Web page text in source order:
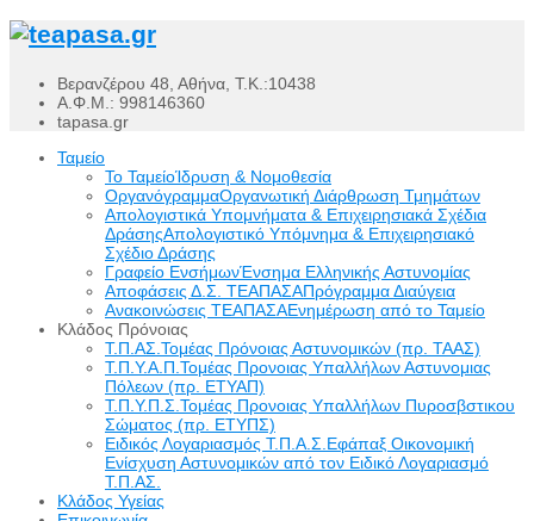
Βερανζέρου 48, Αθήνα, Τ.Κ.:10438
Α.Φ.Μ.: 998146360
tapasa.gr
Ταμείο
Το ΤαμείοΊδρυση & Νομοθεσία
ΟργανόγραμμαΟργανωτική Διάρθρωση Τμημάτων
Απολογιστικά Υπομνήματα & Επιχειρησιακά Σχέδια
ΔράσηςΑπολογιστικό Υπόμνημα & Επιχειρησιακό
Σχέδιο Δράσης
Γραφείο ΕνσήμωνΈνσημα Ελληνικής Αστυνομίας
Αποφάσεις Δ.Σ. ΤΕΑΠΑΣΑΠρόγραμμα Διαύγεια
Ανακοινώσεις ΤΕΑΠΑΣΑΕνημέρωση από το Ταμείο
Κλάδος Πρόνοιας
Τ.Π.ΑΣ.Τομέας Πρόνοιας Αστυνομικών (πρ. ΤΑΑΣ)
Τ.Π.Υ.Α.Π.Τομέας Προνοιας Υπαλλήλων Αστυνομιας
Πόλεων (πρ. ΕΤΥΑΠ)
Τ.Π.Υ.Π.Σ.Τομέας Προνοιας Υπαλλήλων Πυροσβστικου
Σώματος (πρ. ΕΤΥΠΣ)
Ειδικός Λογαριασμός Τ.Π.Α.Σ.Εφάπαξ Οικονομική
Ενίσχυση Αστυνομικών από τον Ειδικό Λογαριασμό
Τ.Π.ΑΣ.
Κλάδος Υγείας